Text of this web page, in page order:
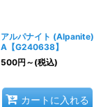
アルパナイト (Alpanite)
A【G240638】
500円 ～ (税込)
カートに入れる